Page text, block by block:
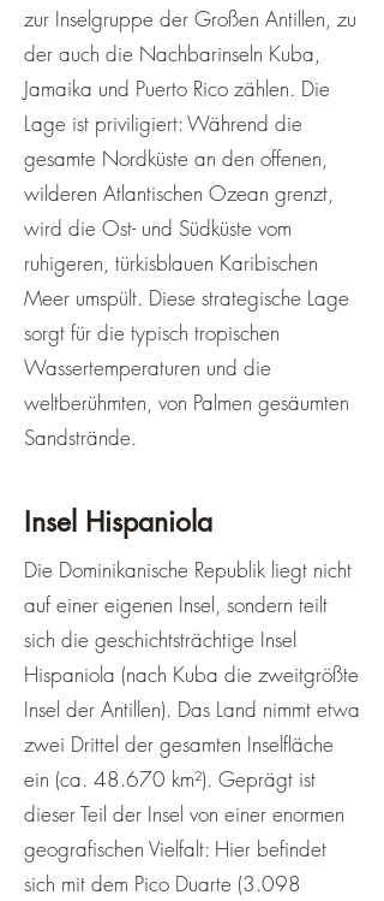
zur Inselgruppe der Großen Antillen, zu
der auch die Nachbarinseln Kuba,
Jamaika und Puerto Rico zählen. Die
Lage ist priviligiert: Während die
gesamte Nordküste an den offenen,
wilderen Atlantischen Ozean grenzt,
wird die Ost- und Südküste vom
ruhigeren, türkisblauen Karibischen
Meer umspült. Diese strategische Lage
sorgt für die typisch tropischen
Wassertemperaturen und die
weltberühmten, von Palmen gesäumten
Sandstrände.
Insel Hispaniola
Die Dominikanische Republik liegt nicht
auf einer eigenen Insel, sondern teilt
sich die geschichtsträchtige Insel
Hispaniola (nach Kuba die zweitgrößte
Insel der Antillen). Das Land nimmt etwa
zwei Drittel der gesamten Inselfläche
ein (ca. 48.670 km²). Geprägt ist
dieser Teil der Insel von einer enormen
geografischen Vielfalt: Hier befindet
sich mit dem Pico Duarte (3.098